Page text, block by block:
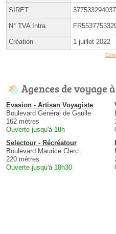
SIRET
N° TVA Intra.
Création 1 juillet 2022
Agences de voyage
Evasion - Artisan Voyagiste
Boulevard Général de Gaulle
162 mètres
Ouverte jusqu'à 18h
Selectour - Récréatour
Boulevard Maurice Clerc
220 mètres
Ouverte jusqu'à 18h30